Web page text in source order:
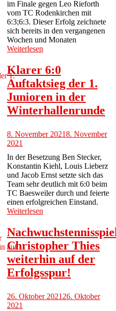
im Finale gegen Leo Rieforth
vom TC Rodenkirchen mit
6:3;6:3. Dieser Erfolg zeichnete
sich bereits in den vergangenen
Wochen und Monaten
Weiterlesen
Klarer 6:0
Auftaktsieg der 1.
Junioren in der
Winterhallenrunde
8. November 20218. November
2021
In der Besetzung Ben Stecker,
Konstantin Kiehl, Louis Lieberz
und Jacob Ernst setzte sich das
Team sehr deutlich mit 6:0 beim
TC Baesweiler durch und feierte
einen erfolgreichen Einstand.
Weiterlesen
Christopher Thies
weiterhin auf der
Erfolgsspur!
26. Oktober 2021 26. Oktober
2021